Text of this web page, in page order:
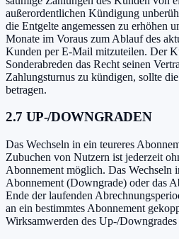
außerordentlichen Kündigung
die Entgelte angemessen zu erhöhen
Monate im Voraus zum Ablauf des
Kunden per E-Mail mitzuteilen. Der
Sonderabreden das Recht seinen
Zahlungsturnus zu kündigen, sollte
betragen.
2.7 UP-/DOWNGRADEN
Das Wechseln in ein teureres
Zubuchen von Nutzern ist jederzeit
Abonnement möglich. Das Wechseln
Abonnement (Downgrade) oder das
Ende der laufenden
an ein bestimmtes Abonnement
Wirksamwerden des Up-/